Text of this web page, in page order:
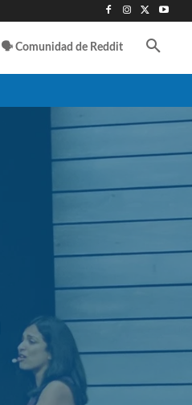
🗣️ Comunidad de Reddit